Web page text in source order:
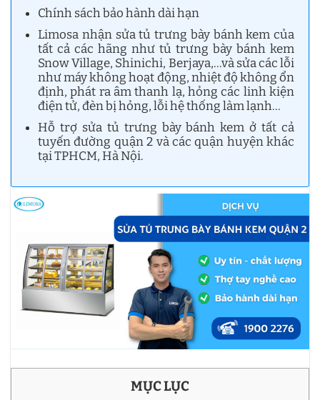
Chính sách bảo hành dài hạn
Limosa nhận sửa tủ trưng bày bánh kem của
tất cả các hãng như tủ trưng bày bánh kem
Snow Village, Shinichi, Berjaya,…và sửa các lỗi
như máy không hoạt động, nhiệt độ không ổn
định, phát ra âm thanh lạ, hỏng các linh kiện
điện tử, đèn bị hỏng, lỗi hệ thống làm lạnh…
Hỗ trợ sửa tủ trưng bày bánh kem ở tất cả
tuyến đường quận 2 và các quận huyện khác
tại TPHCM, Hà Nội.
MỤC LỤC